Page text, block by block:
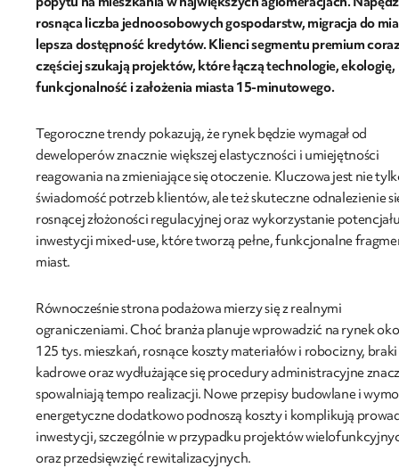
rosnąca liczba jednoosobowych gospodarstw, migracja do
lepsza dostępność kredytów. Klienci segmentu premium
częściej szukają projektów, które łączą technologie, ekologię,
funkcjonalność i założenia miasta 15-minutowego.
Tegoroczne trendy pokazują, że rynek będzie wymagał od
deweloperów znacznie większej elastyczności i umiejętności
reagowania na zmieniające się otoczenie. Kluczowa jest nie
świadomość potrzeb klientów, ale też skuteczne odnalezienie
rosnącej złożoności regulacyjnej oraz wykorzystanie
inwestycji mixed-use, które tworzą pełne, funkcjonalne
miast.
Równocześnie strona podażowa mierzy się z realnymi
ograniczeniami. Choć branża planuje wprowadzić na rynek
125 tys. mieszkań, rosnące koszty materiałów i robocizny, braki
kadrowe oraz wydłużające się procedury administracyjne
spowalniają tempo realizacji. Nowe przepisy budowlane i
energetyczne dodatkowo podnoszą koszty i komplikują
inwestycji, szczególnie w przypadku projektów
oraz przedsięwzięć rewitalizacyjnych.